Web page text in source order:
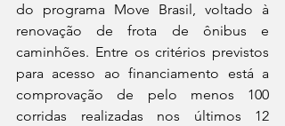
do programa Move Brasil, voltado à
renovação de frota de ônibus e
caminhões. Entre os critérios previstos
para acesso ao financiamento está a
comprovação de pelo menos 100
corridas realizadas nos últimos 12